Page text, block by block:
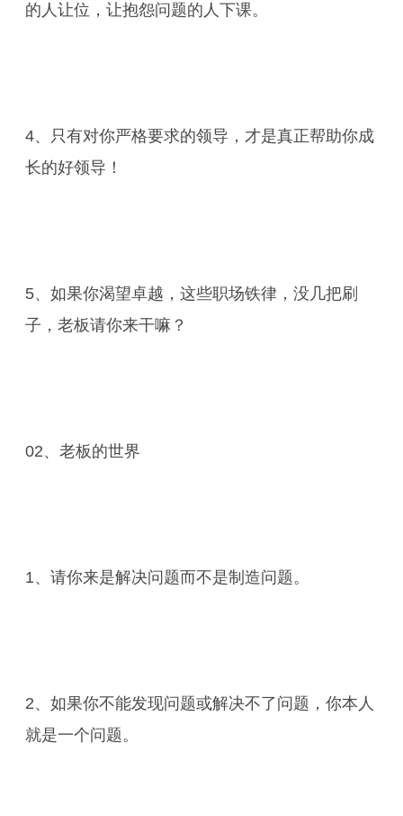
的人让位，让抱怨问题的人下课。
4、只有对你严格要求的领导，才是真正帮助你成
长的好领导！
5、如果你渴望卓越，这些职场铁律，没几把刷
子，老板请你来干嘛？
02、老板的世界
1、请你来是解决问题而不是制造问题。
2、如果你不能发现问题或解决不了问题，你本人
就是一个问题。